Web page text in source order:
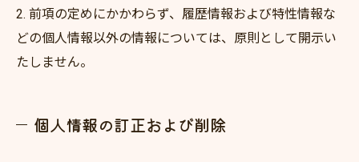
2. 前項の定めにかかわらず、履歴情報および特性情報な
どの個人情報以外の情報については、原則として開示い
たしません。
個人情報の訂正および削除